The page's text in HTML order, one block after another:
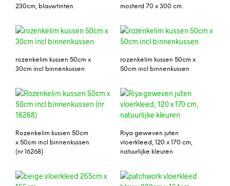
230cm, blauwtinten
mosterd 70 x 300 cm.
rozenkelim kussen 50cm x
30cm incl binnenkussen
rozenkelim kussen 50cm x
50cm incl binnenkussen
Rozenkelim kussen 50cm
x 50cm incl binnenkussen
(nr 16268)
Riya geweven juten
vloerkleed, 120 x 170 cm,
natuurlijke kleuren